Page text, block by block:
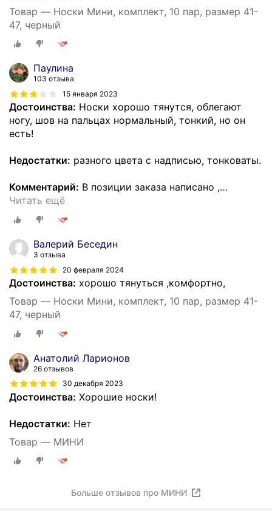
Товар — Носки Мини, комплект, 10 пар, размер 41-
47, черный
Паулина
103 отзыва
15 января 2023
Достоинства: Носки хорошо тянутся, облегают
ногу, шов на пальцах нормальный, тонкий, но он
есть!
Недостатки: разного цвета с надписью, тонковаты.
Комментарий: В позиции заказа написано ,…
Читать ещё
Валерий Беседин
3 отзыва
20 февраля 2024
Достоинства: хорошо тянуться ,комфортно,
Товар — Носки Мини, комплект, 10 пар, размер 41-
47, черный
Анатолий Ларионов
26 отзывов
30 декабря 2023
Достоинства: Хорошие носки!
Недостатки: Нет
Товар — МИНИ
Больше отзывов про МИНИ